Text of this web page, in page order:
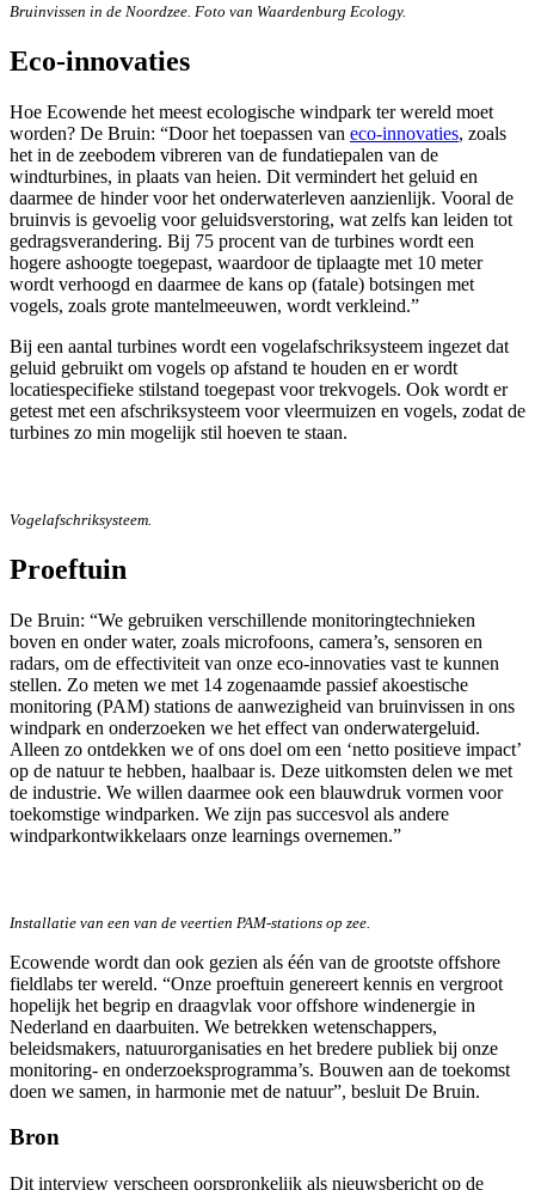
Bruinvissen in de Noordzee. Foto van Waardenburg Ecology.
Eco-innovaties
Hoe Ecowende het meest ecologische windpark ter wereld moet
worden? De Bruin: “Door het toepassen van eco-innovaties, zoals
het in de zeebodem vibreren van de fundatiepalen van de
windturbines, in plaats van heien. Dit vermindert het geluid en
daarmee de hinder voor het onderwaterleven aanzienlijk. Vooral de
bruinvis is gevoelig voor geluidsverstoring, wat zelfs kan leiden tot
gedragsverandering. Bij 75 procent van de turbines wordt een
hogere ashoogte toegepast, waardoor de tiplaagte met 10 meter
wordt verhoogd en daarmee de kans op (fatale) botsingen met
vogels, zoals grote mantelmeeuwen, wordt verkleind.”
Bij een aantal turbines wordt een vogelafschriksysteem ingezet dat
geluid gebruikt om vogels op afstand te houden en er wordt
locatiespecifieke stilstand toegepast voor trekvogels. Ook wordt er
getest met een afschriksysteem voor vleermuizen en vogels, zodat de
turbines zo min mogelijk stil hoeven te staan.
Vogelafschriksysteem.
Proeftuin
De Bruin: “We gebruiken verschillende monitoringtechnieken
boven en onder water, zoals microfoons, camera’s, sensoren en
radars, om de effectiviteit van onze eco-innovaties vast te kunnen
stellen. Zo meten we met 14 zogenaamde passief akoestische
monitoring (PAM) stations de aanwezigheid van bruinvissen in ons
windpark en onderzoeken we het effect van onderwatergeluid.
Alleen zo ontdekken we of ons doel om een ‘netto positieve impact’
op de natuur te hebben, haalbaar is. Deze uitkomsten delen we met
de industrie. We willen daarmee ook een blauwdruk vormen voor
toekomstige windparken. We zijn pas succesvol als andere
windparkontwikkelaars onze learnings overnemen.”
Installatie van een van de veertien PAM-stations op zee.
Ecowende wordt dan ook gezien als één van de grootste offshore
fieldlabs ter wereld. “Onze proeftuin genereert kennis en vergroot
hopelijk het begrip en draagvlak voor offshore windenergie in
Nederland en daarbuiten. We betrekken wetenschappers,
beleidsmakers, natuurorganisaties en het bredere publiek bij onze
monitoring- en onderzoeksprogramma’s. Bouwen aan de toekomst
doen we samen, in harmonie met de natuur”, besluit De Bruin.
Bron
Dit interview verscheen oorspronkelijk als nieuwsbericht op de